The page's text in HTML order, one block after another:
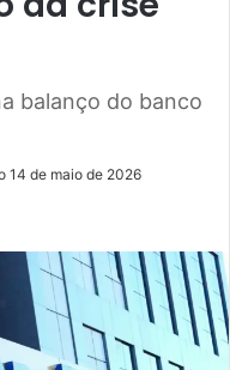
balanço do banco
14 de maio de 2026